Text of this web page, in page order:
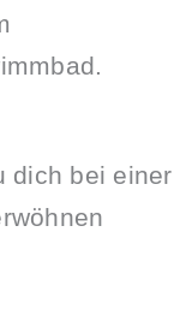
dich bei einer